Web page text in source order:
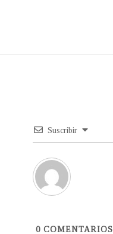
Suscribir
0 COMENTARIOS